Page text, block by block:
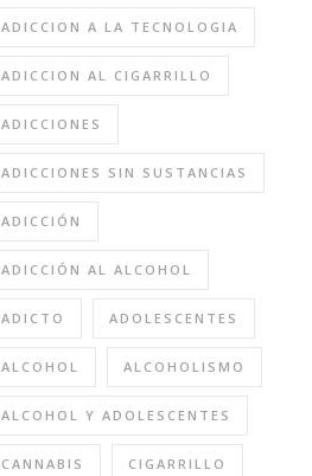
ADICCION A LA TECNOLOGIA
ADICCION AL CIGARRILLO
ADICCIONES
ADICCIONES SIN SUSTANCIAS
ADICCIÓN
ADICCIÓN AL ALCOHOL
ADICTO ADOLESCENTES
ALCOHOL ALCOHOLISMO
ALCOHOL Y ADOLESCENTES
CANNABIS CIGARRILLO